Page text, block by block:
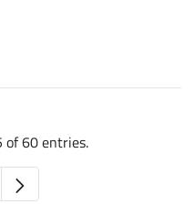
of 60 entries.
pages